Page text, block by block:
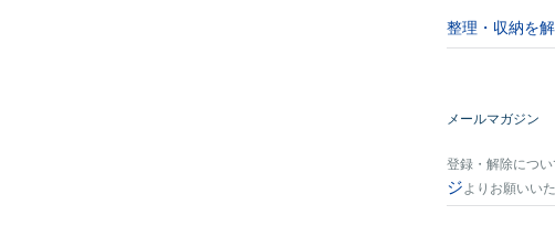
整理・収納を
メールマガジン
登録・解除につい
ジよりお願いい